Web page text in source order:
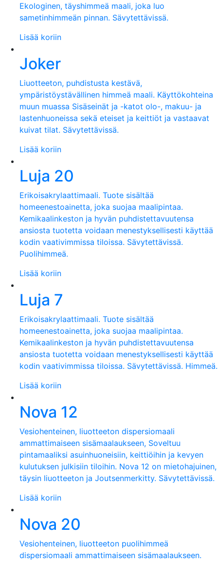
Ekologinen, täyshimmeä maali, joka luo
sametinhimmeän pinnan. Sävytettävissä.
Lisää koriin
Joker
Liuotteeton, puhdistusta kestävä,
ympäristöystävällinen himmeä maali. Käyttökohteina
muun muassa Sisäseinät ja -katot olo-, makuu- ja
lastenhuoneissa sekä eteiset ja keittiöt ja vastaavat
kuivat tilat. Sävytettävissä.
Lisää koriin
Luja 20
Erikoisakrylaattimaali. Tuote sisältää
homeenestoainetta, joka suojaa maalipintaa.
Kemikaalinkeston ja hyvän puhdistettavuutensa
ansiosta tuotetta voidaan menestyksellisesti käyttää
kodin vaativimmissa tiloissa. Sävytettävissä.
Puolihimmeä.
Lisää koriin
Luja 7
Erikoisakrylaattimaali. Tuote sisältää
homeenestoainetta, joka suojaa maalipintaa.
Kemikaalinkeston ja hyvän puhdistettavuutensa
ansiosta tuotetta voidaan menestyksellisesti käyttää
kodin vaativimmissa tiloissa. Sävytettävissä. Himmeä.
Lisää koriin
Nova 12
Vesiohenteinen, liuotteeton dispersiomaali
ammattimaiseen sisämaalaukseen, Soveltuu
pintamaaliksi asuinhuoneisiin, keittiöihin ja kevyen
kulutuksen julkisiin tiloihin. Nova 12 on mietohajuinen,
täysin liuotteeton ja Joutsenmerkitty. Sävytettävissä.
Lisää koriin
Nova 20
Vesiohenteinen, liuotteeton puolihimmeä
dispersiomaali ammattimaiseen sisämaalaukseen.